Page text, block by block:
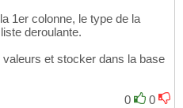
1er colonne, le type de la
deroulante.
et stocker dans la base
0
0